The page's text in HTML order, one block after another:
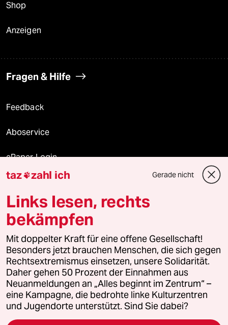
Shop
Anzeigen
Fragen & Hilfe
Feedback
Aboservice
ePaper Login
Downloads für Abonnierende
© 2026 taz Verlags und Vertriebs GmbH
Alle Rechte vorbehalten. Bei rechtlichen Fragen oder für Genehmigungen
wenden Sie sich bitte an lizenzen@taz.de
Feedback Redaktionsstatut Kommune-Richtlinien
Leitlinie Informant Datenschutz Impressum AGB
taz zahl ich Gerade nicht
Links lesen, rechts
bekämpfen
Mit doppelter Kraft für eine offene Gesellschaft!
Besonders jetzt brauchen Menschen, die sich gegen
Rechtsextremismus einsetzen, unsere Solidarität.
Daher gehen 50 Prozent der Einnahmen aus
Neuanmeldungen an „Alles beginnt im Zentrum“ –
eine Kampagne, die bedrohte linke Kulturzentren
und Jugendorte unterstützt. Sind Sie dabei?